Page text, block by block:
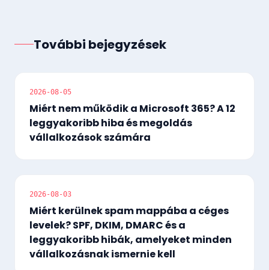
További bejegyzések
2026-08-05
Miért nem működik a Microsoft 365? A 12
leggyakoribb hiba és megoldás
vállalkozások számára
2026-08-03
Miért kerülnek spam mappába a céges
levelek? SPF, DKIM, DMARC és a
leggyakoribb hibák, amelyeket minden
vállalkozásnak ismernie kell